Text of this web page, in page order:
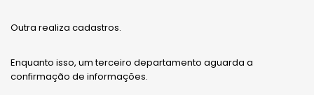
Outra realiza cadastros.
Enquanto isso, um terceiro departamento aguarda a
confirmação de informações.